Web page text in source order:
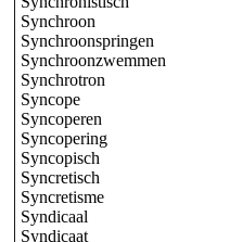
Synchroon
Synchroonspringen
Synchroonzwemmen
Synchrotron
Syncope
Syncoperen
Syncopering
Syncopisch
Syncretisch
Syncretisme
Syndicaal
Syndicaat